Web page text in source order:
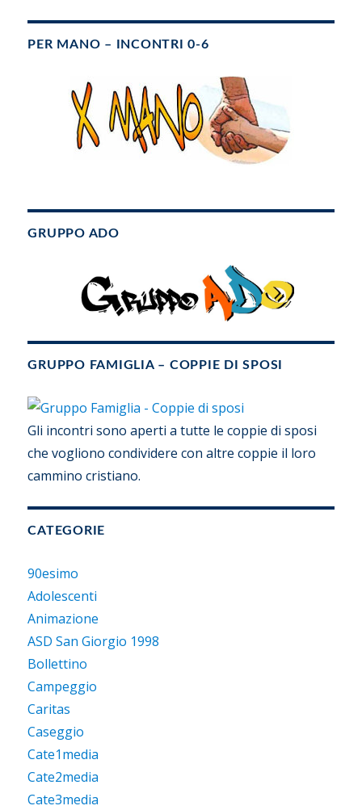
PER MANO – INCONTRI 0-6
GRUPPO ADO
GRUPPO FAMIGLIA – COPPIE DI SPOSI
Gli incontri sono aperti a tutte le coppie di sposi
che vogliono condividere con altre coppie il loro
cammino cristiano.
CATEGORIE
90esimo
Adolescenti
Animazione
ASD San Giorgio 1998
Bollettino
Campeggio
Caritas
Caseggio
Cate1media
Cate2media
Cate3media